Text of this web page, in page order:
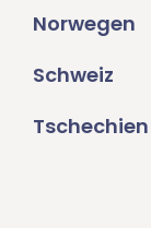
Norwegen
Schweiz
Tschechien